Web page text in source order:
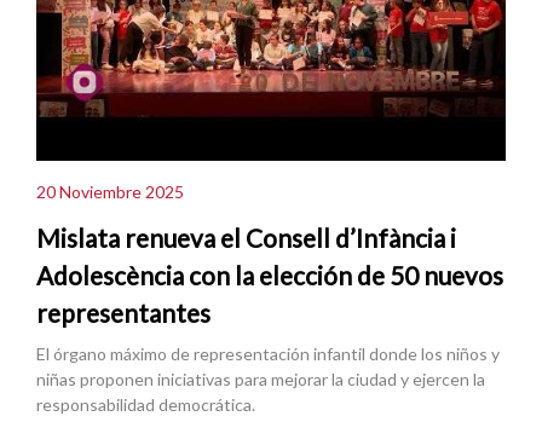
20 Noviembre 2025
Mislata renueva el Consell d’Infància i
Adolescència con la elección de 50 nuevos
representantes
El órgano máximo de representación infantil donde los niños y
niñas proponen iniciativas para mejorar la ciudad y ejercen la
responsabilidad democrática.